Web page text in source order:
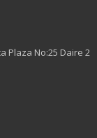
Plaza No:25 Daire 2